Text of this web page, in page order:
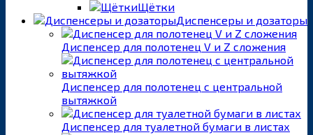
Щётки
Диспенсеры и дозаторы
Диспенсер для полотенец V и Z сложения
Диспенсер для полотенец с центральной
вытяжкой
Диспенсер для туалетной бумаги в листах